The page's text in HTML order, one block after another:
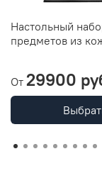
Настольный
предметов из
От 29900